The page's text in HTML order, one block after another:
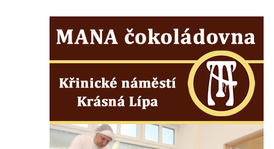
Protestantský (evangelicko-luterský) kostel
Crostau
Výklenková kaple Piety ve Svojkově
Kostel Nejsvětější Trojice ve Velenicích
Kostel svatého Vavřince v Okounově
Kostel svatých Petra a Pavla v Semilech